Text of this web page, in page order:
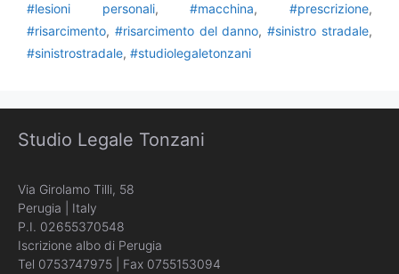
#lesioni personali,#macchina,#prescrizione,
#risarcimento, #risarcimento del danno,#sinistro stradale,
#sinistrostradale, #studiolegaletonzani
Studio Legale Tonzani
Via Girolamo Tilli, 58
Perugia | Italy
P.I. 02655370548
Iscrizione albo di Perugia
Tel 0753747975 | Fax 0755153094